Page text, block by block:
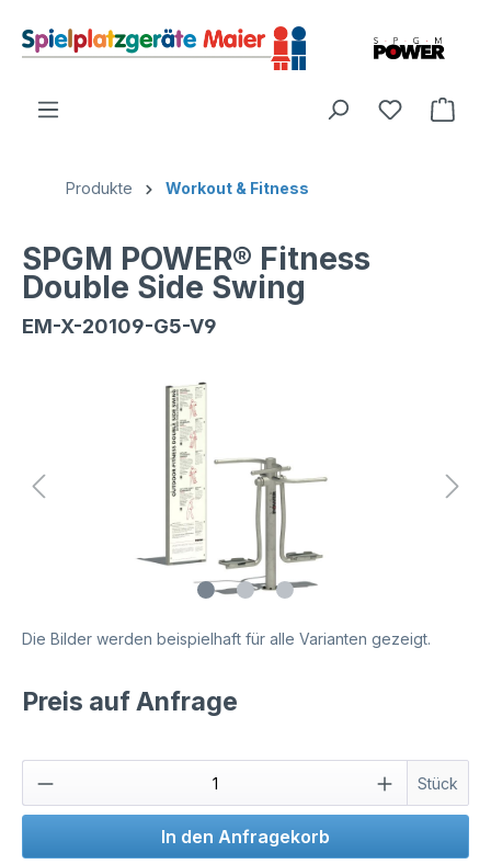
Produkte Workout & Fitness
SPGM POWER® Fitness
Double Side Swing
EM-X-20109-G5-V9
Die Bilder werden beispielhaft für alle Varianten gezeigt.
Preis auf Anfrage
Stück
In den Anfragekorb